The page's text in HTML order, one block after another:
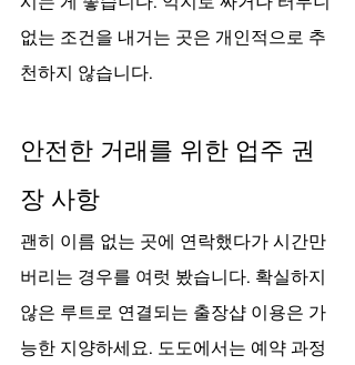
없는 조건을 내거는 곳은 개인적으로 추
천하지 않습니다.
안전한 거래를 위한 업주 권
장 사항
괜히 이름 없는 곳에 연락했다가 시간만
버리는 경우를 여럿 봤습니다. 확실하지
않은 루트로 연결되는 출장샵 이용은 가
능한 지양하세요. 도도에서는 예약 과정